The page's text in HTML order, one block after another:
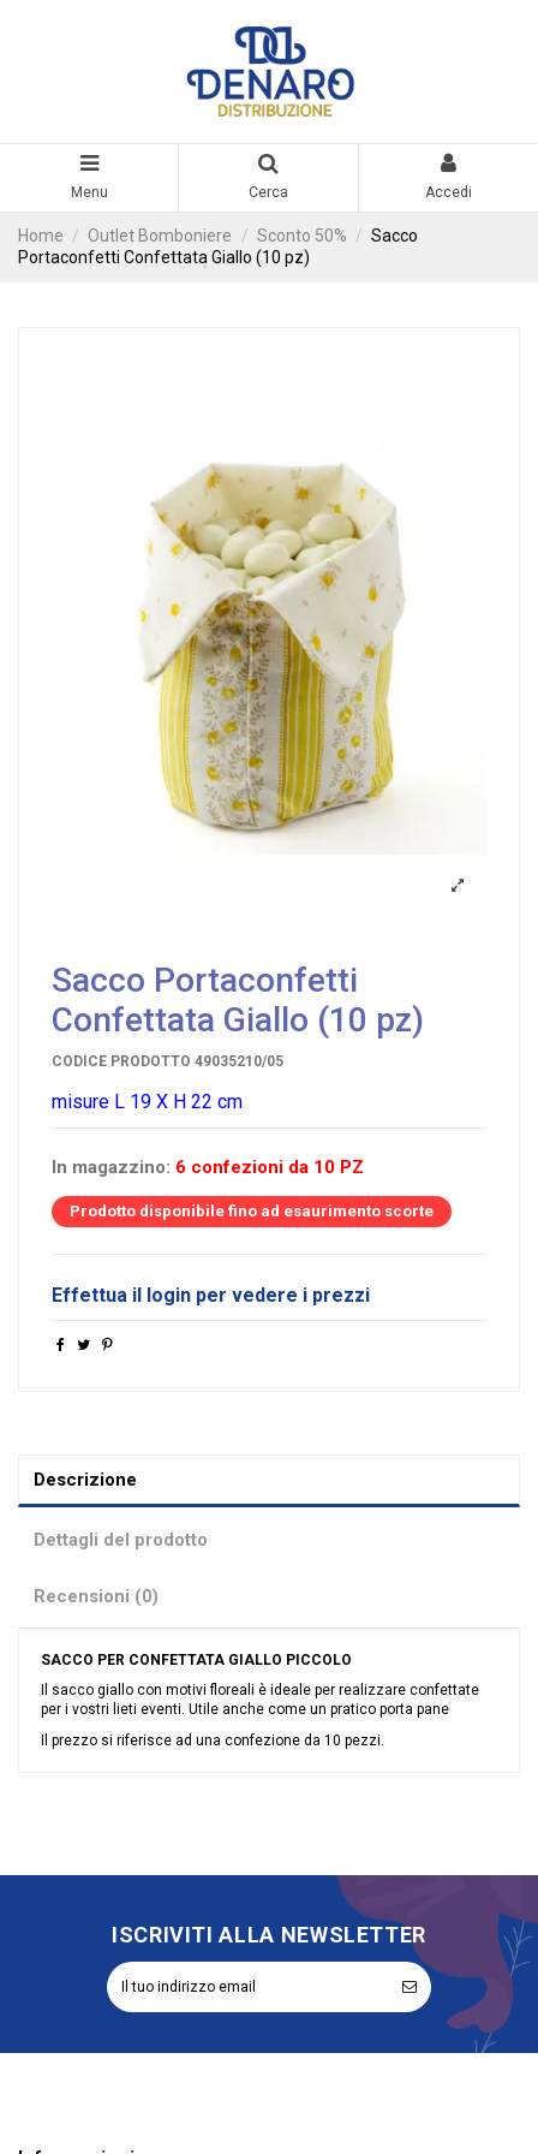
Menu Cerca Accedi
Home Outlet Bomboniere Sconto 50%
Sacco
Portaconfetti Confettata Giallo (10 pz)
Sacco Portaconfetti
Confettata Giallo (10 pz)
CODICE PRODOTTO 49035210/05
misure L 19 X H 22 cm
In magazzino: 6 confezioni da 10 PZ
Prodotto disponibile fino ad esaurimento scorte
Effettua il login per vedere i prezzi
Descrizione
Dettagli del prodotto
Recensioni (0)
SACCO PER CONFETTATA GIALLO PICCOLO
Il sacco giallo con motivi floreali è ideale per realizzare confettate
per i vostri lieti eventi. Utile anche come un pratico porta pane
Il prezzo si riferisce ad una confezione da 10 pezzi.
Categoria Prodotto Sacchetti
ISCRIVITI ALLA NEWSLETTER